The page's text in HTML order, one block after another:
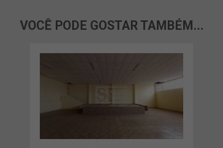
VOCÊ PODE GOSTAR TAMBÉM...